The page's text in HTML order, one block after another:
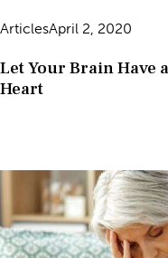
ArticlesApril 2, 2020
Let Your Brain Have
Heart